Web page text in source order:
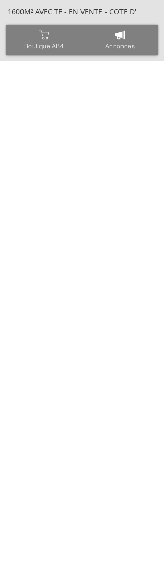
1600M² AVEC TF - EN VENTE - COTE D'
PAVE - EN VENTE - COTE D'IVOIRE - A
CITE DE 6 DUPLEX AVEC ACD - EN VENT
6 HECTARES AVEC ACD - EN VENTE - CO
Boutique AB4 Annonces